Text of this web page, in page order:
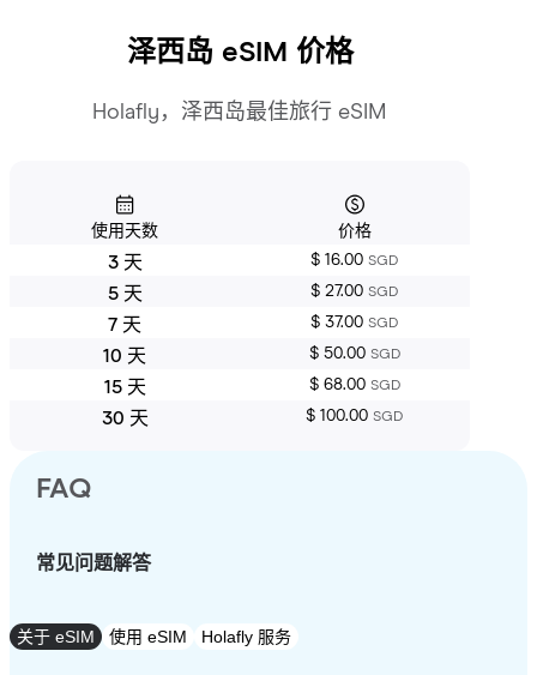
泽西岛 eSIM 价格
Holafly，泽西岛最佳旅行 eSIM
使用天数 价格
3 天 $ 16.00 SGD
5 天 $ 27.00 SGD
7 天 $ 37.00 SGD
10 天 $ 50.00 SGD
15 天 $ 68.00 SGD
30 天 $ 100.00 SGD
FAQ
常见问题解答
关于 eSIM 使用 eSIM Holafly 服务